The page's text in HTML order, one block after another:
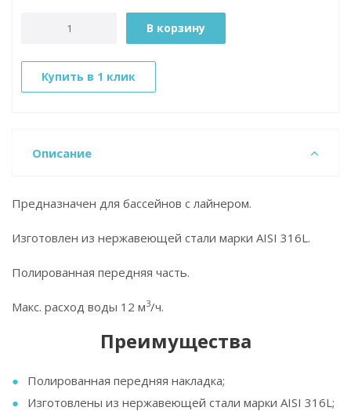
В корзину
Купить в 1 клик
Описание
Предназначен для бассейнов с лайнером.
Изготовлен из нержавеющей стали марки AISI 316L.
Полированная передняя часть.
Макс. расход воды 12 м3/ч.
Преимущества
Полированная передняя накладка;
Изготовлены из нержавеющей стали марки AISI 316L;